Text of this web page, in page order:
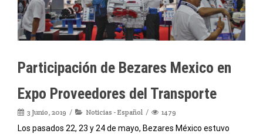
Participación de Bezares Mexico en
Expo Proveedores del Transporte
3 Junio, 2019 Noticias - Español 1479
Los pasados 22, 23 y 24 de mayo, Bezares México estuvo